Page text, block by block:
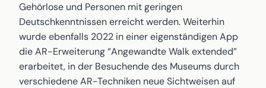
Gehörlose und Personen mit geringen
Deutschkenntnissen erreicht werden. Weiterhin
wurde ebenfalls 2022 in einer eigenständigen App
die AR-Erweiterung “Angewandte Walk extended”
erarbeitet, in der Besuchende des Museums durch
verschiedene AR-Techniken neue Sichtweisen auf